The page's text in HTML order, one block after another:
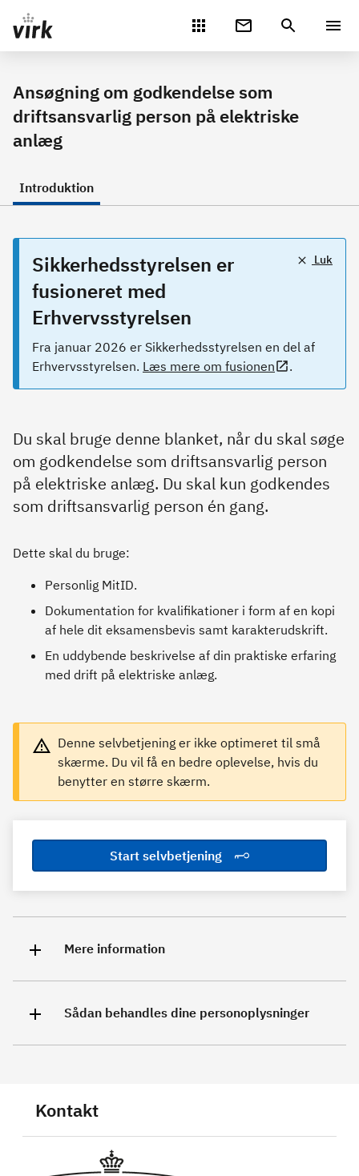
Gå direkte til indhold
Ansøgning om godkendelse som
driftsansvarlig person på elektriske
anlæg
Introduktion
Sikkerhedsstyrelsen er
fusioneret med
Erhvervsstyrelsen
Fra januar 2026 er Sikkerhedsstyrelsen en del af
Erhvervsstyrelsen. Læs mere om fusionen .
Luk
Du skal bruge denne blanket, når du skal søge
om godkendelse som driftsansvarlig person
på elektriske anlæg. Du skal kun godkendes
som driftsansvarlig person én gang.
Dette skal du bruge:
Personlig MitID.
Dokumentation for kvalifikationer i form af en kopi
af hele dit eksamensbevis samt karakterudskrift.
En uddybende beskrivelse af din praktiske erfaring
med drift på elektriske anlæg.
Denne selvbetjening er ikke optimeret til små
skærme. Du vil få en bedre oplevelse, hvis du
benytter en større skærm.
Start selvbetjening
Mere information
Sådan behandles dine personoplysninger
Kontakt